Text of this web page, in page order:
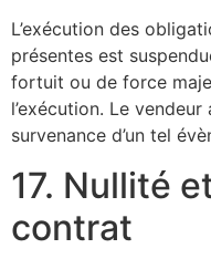
L’exécution des
présentes est
fortuit ou de force
l’exécution. Le
survenance d’un tel
17. Nullité
contrat